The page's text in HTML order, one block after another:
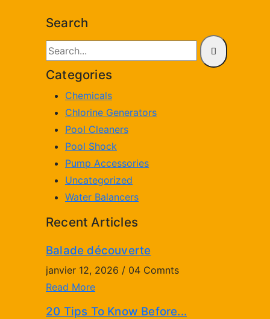
Search
Categories
Chemicals
Chlorine Generators
Pool Cleaners
Pool Shock
Pump Accessories
Uncategorized
Water Balancers
Recent Articles
Balade découverte
janvier 12, 2026 / 04 Comnts
Read More
20 Tips To Know Before...